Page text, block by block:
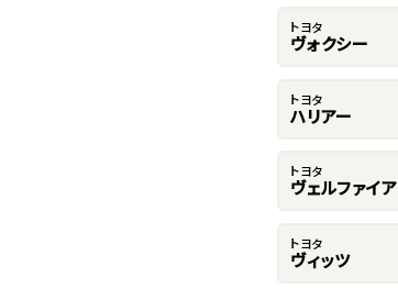
トヨタ
ヴォクシー
トヨタ
ハリアー
トヨタ
ヴェルファイア
トヨタ
ヴィッツ